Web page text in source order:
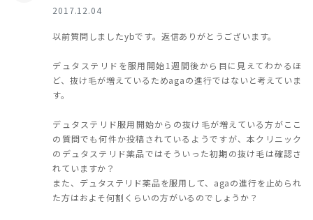
2017.12.04
以前質問しましたybです。返信ありがとうございます。
デュタステリドを服用開始1週間後から目に見えてわかるほ
ど、抜け毛が増えているためagaの進行ではないと考えていま
す。
デュタステリド服用開始からの抜け毛が増えている方がここ
の質問でも何件か投稿されているようですが、本クリニック
のデュタステリド薬品ではそういった初期の抜け毛は確認さ
れていますか？
また、デュタステリド薬品を服用して、agaの進行を止められ
た方はおよそ何割くらいの方がいるのでしょうか？